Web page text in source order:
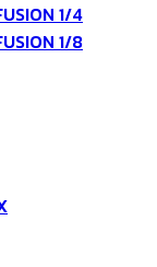
1/4
1/8